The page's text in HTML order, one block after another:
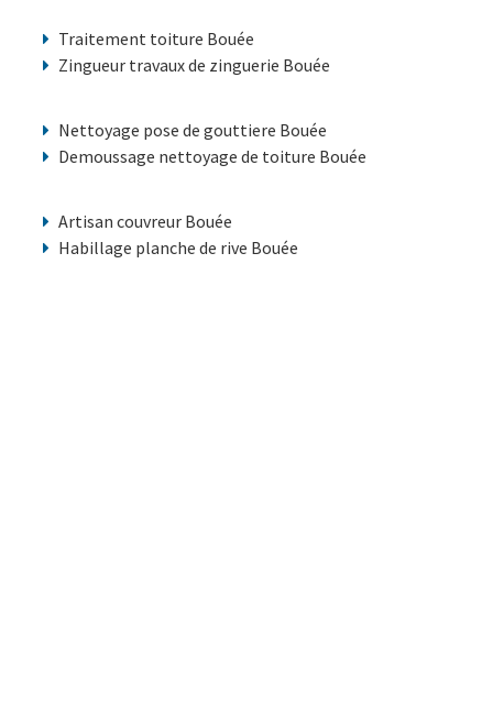
Traitement toiture Bouée
Zingueur travaux de zinguerie Bouée
Nettoyage pose de gouttiere Bouée
Demoussage nettoyage de toiture Bouée
Artisan couvreur Bouée
Habillage planche de rive Bouée